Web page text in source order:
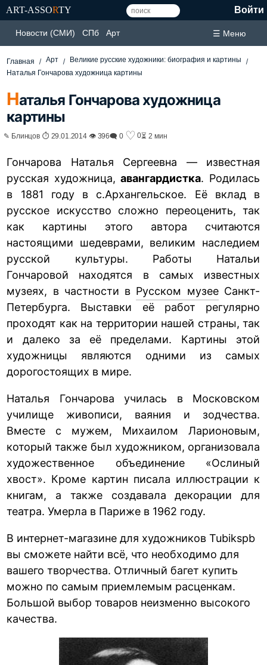
ART-ASSORTY Войти
Новости (СМИ) СПб Арт ☰ Меню
Главная Арт
Великие русские художники: биография и картины
Наталья Гончарова художница картины
Наталья Гончарова художница
картины
✎ Блинцов ⏱ 29.01.2014 👁 396🗨 0 ♡ 0⏳ 2 мин
Гончарова Наталья Сергеевна — известная
русская художница,авангардистка. Родилась
в 1881 году в с.Архангельское. Её вклад в
русское искусство сложно переоценить, так
как картины этого автора считаются
настоящими шедеврами, великим наследием
русской культуры. Работы Натальи
Гончаровой находятся в самых известных
музеях, в частности в Русском музееСанкт-
Петербурга. Выставки её работ регулярно
проходят как на территории нашей страны, так
и далеко за её пределами. Картины этой
художницы являются одними из самых
дорогостоящих в мире.
Наталья Гончарова училась в Московском
училище живописи, ваяния и зодчества.
Вместе с мужем, Михаилом Ларионовым,
который также был художником, организовала
художественное объединение «Ослиный
хвост». Кроме картин писала иллюстрации к
книгам, а также создавала декорации для
театра. Умерла в Париже в 1962 году.
В интернет-магазине для художников Tubikspb
вы сможете найти всё, что необходимо для
вашего творчества. Отличный багет купить
можно по самым приемлемым расценкам.
Большой выбор товаров неизменно высокого
качества.